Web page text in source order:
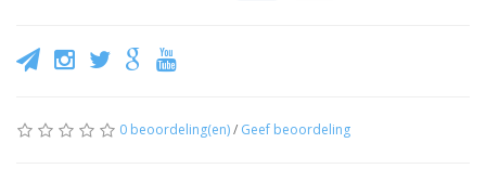
0 beoordeling(en)/ Geef beoordeling